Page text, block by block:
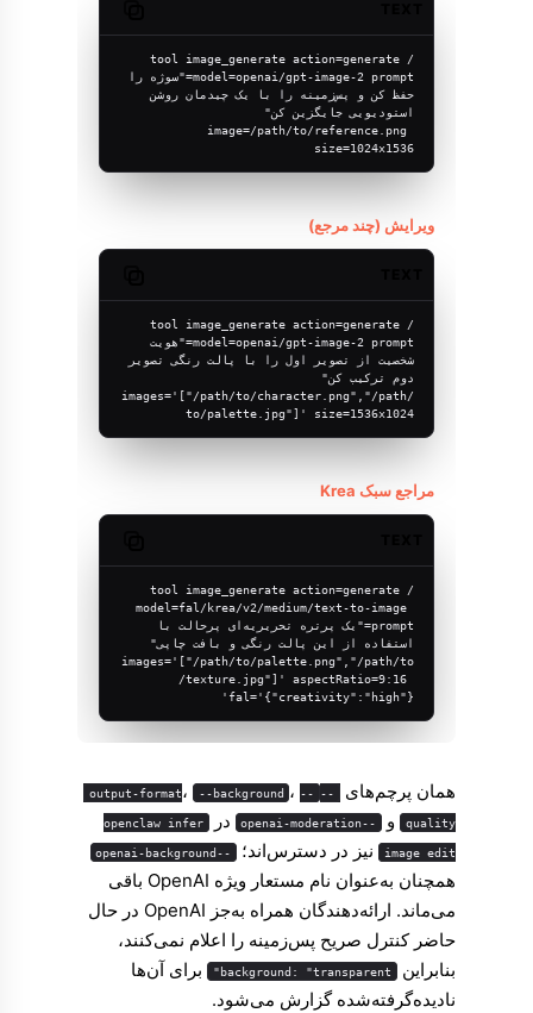
/tool image_generate action=generate
image=/path/to/reference.png
size=1024x1536
ویرایش (چند مرجع)
/tool image_generate action=generate
images='["/path/to/character.png","/path/
to/palette.jpg"]' size=1536x1024
مراجع سبک Krea
/tool image_generate action=generate
model=fal/krea/v2/medium/text-to-image
images='["/path/to/palette.png","/path/to
/texture.jpg"]' aspectRatio=9:16
fal='{"creativity":"high"}'
همان پرچم‌های --output-format ، --background ،--
quality و --openai-moderation در openclaw infer
image edit نیز در دسترس‌اند؛ --openai-background
همچنان به‌عنوان نام مستعار ویژه OpenAI باقی
می‌ماند. ارائه‌دهندگان همراه به‌جز OpenAI در حال
حاضر کنترل صریح پس‌زمینه را اعلام نمی‌کنند،
بنابراین
background: "transparent"
برای آن‌ها
نادیده‌گرفته‌شده گزارش می‌شود.